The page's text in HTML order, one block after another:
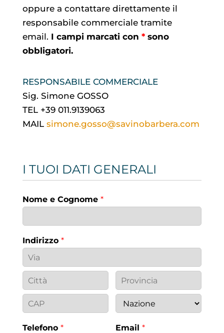
oppure a contattare direttamente il
responsabile commerciale tramite
email. I campi marcati con *sono
obbligatori.
RESPONSABILE COMMERCIALE
Sig. Simone GOSSO
TEL +39 011.9139063
MAIL simone.gosso@savinobarbera.com
I TUOI DATI GENERALI
Nome e Cognome *
Indirizzo *
Telefono * Email*